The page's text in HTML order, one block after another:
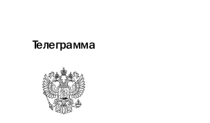
Телеграмма